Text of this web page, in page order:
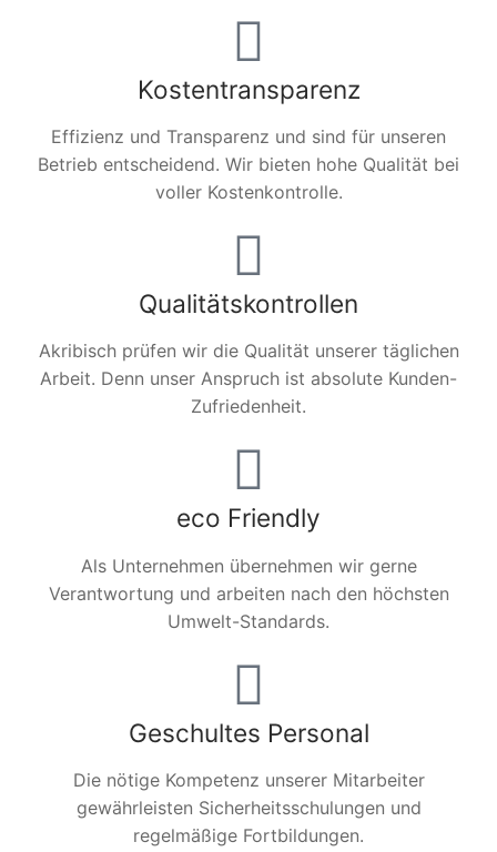
Kostentransparenz
Effizienz und Transparenz und sind für unseren
Betrieb entscheidend. Wir bieten hohe Qualität bei
voller Kostenkontrolle.
Qualitätskontrollen
Akribisch prüfen wir die Qualität unserer täglichen
Arbeit. Denn unser Anspruch ist absolute Kunden-
Zufriedenheit.
eco Friendly
Als Unternehmen übernehmen wir gerne
Verantwortung und arbeiten nach den höchsten
Umwelt-Standards.
Geschultes Personal
Die nötige Kompetenz unserer Mitarbeiter
gewährleisten Sicherheitsschulungen und
regelmäßige Fortbildungen.